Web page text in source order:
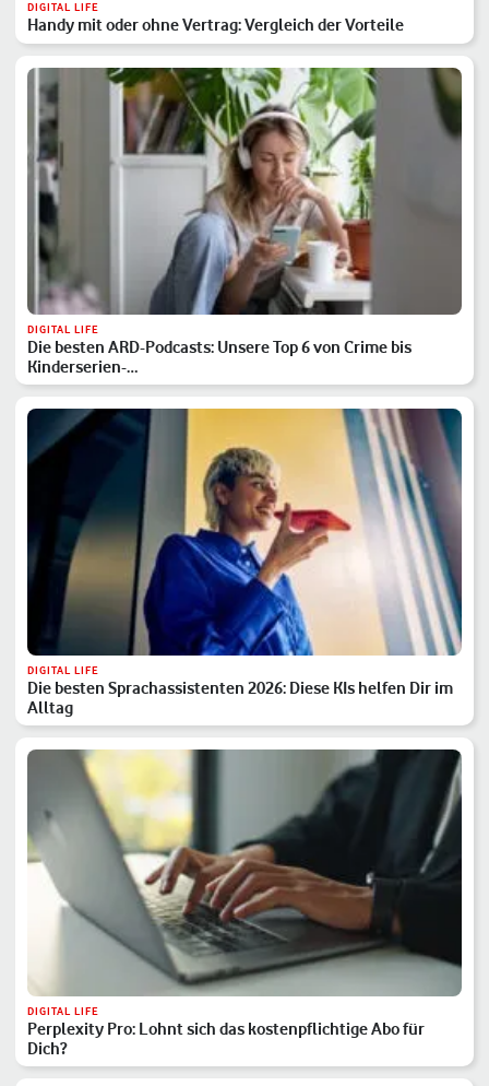
DIGITAL LIFE
Handy mit oder ohne Vertrag: Vergleich der Vorteile
DIGITAL LIFE
Die besten ARD-Podcasts: Unsere Top 6 von Crime bis
Kinderserien-…
DIGITAL LIFE
Die besten Sprachassistenten 2026: Diese KIs helfen Dir im
Alltag
DIGITAL LIFE
Perplexity Pro: Lohnt sich das kostenpflichtige Abo für
Dich?